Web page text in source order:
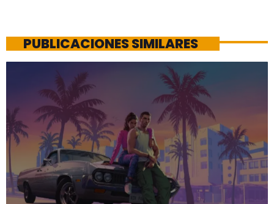
PUBLICACIONES SIMILARES